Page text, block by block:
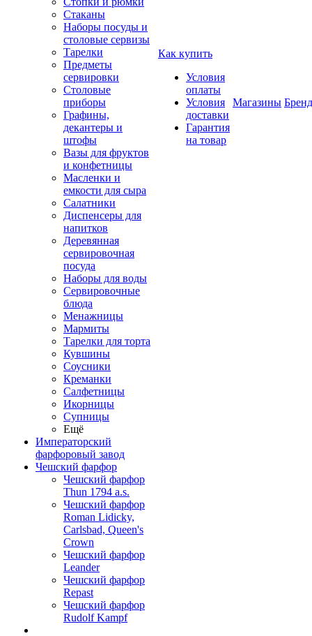
Стаканы
Наборы посуды и
столовые сервизы
Тарелки
Предметы
сервировки
Столовые
приборы
Графины,
декантеры и
штофы
Вазы для фруктов
и конфетницы
Масленки и
емкости для сыра
Салатники
Диспенсеры для
напитков
Деревянная
сервировочная
посуда
Наборы для воды
Сервировочные
блюда
Менажницы
Мармиты
Тарелки для торта
Кувшины
Соусники
Креманки
Салфетницы
Икорницы
Супницы
Ещё
Императорский
фарфоровый завод
Чешский фарфор
Чешский фарфор
Thun 1794 a.s.
Чешский фарфор
Roman Lidicky,
Carlsbad, Queen's
Crown
Чешский фарфор
Leander
Чешский фарфор
Repast
Чешский фарфор
Rudolf Kampf
Как купить
Условия
оплаты
Условия
доставки
Гарантия
на товар
Магазины